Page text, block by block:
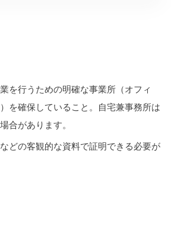
を行うための明確な事業所（オフィ
を確保していること。自宅兼事務所は
合があります。
どの客観的な資料で証明できる必要が